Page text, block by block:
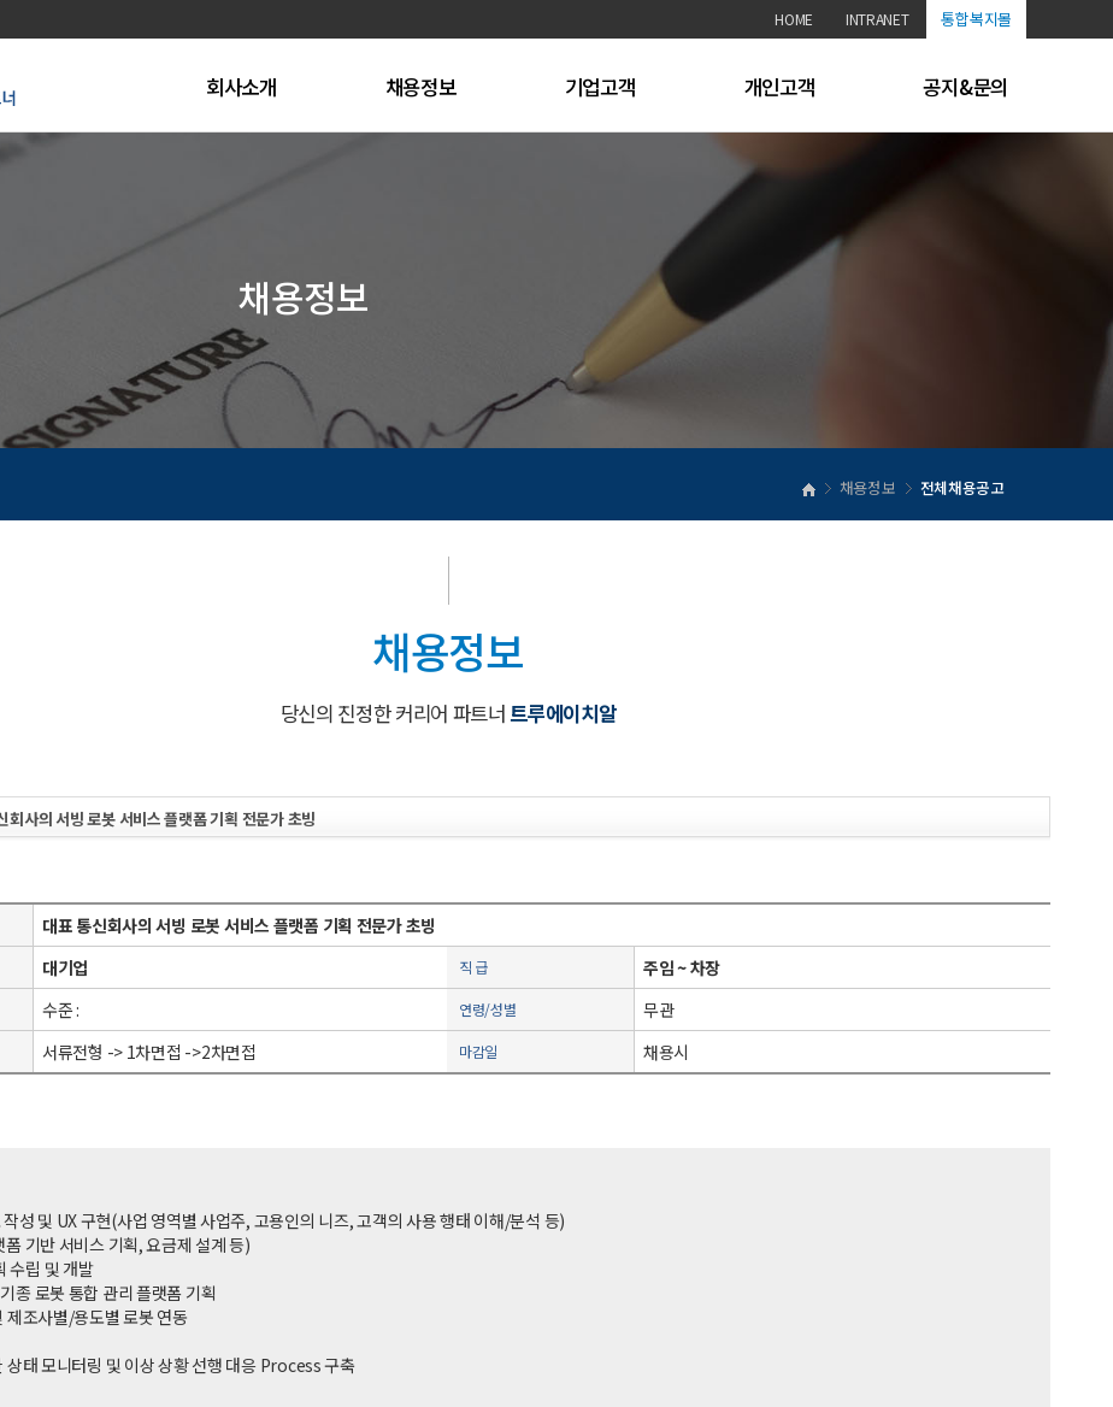
HOME INTRANET 통합복지몰
회사소개
회사연혁
사업영역
임직원소개
오시는길
채용정보 기업고객
비즈니스코칭
교육
개인고객
채용
교육
공지&문의
채용정보
채용정보 전체채용공고
채용정보
당신의 진정한 커리어 파트너 트루에이치알
사의 서빙 로봇 서비스 플랫폼 기획 전문가 초빙
대표 통신회사의 서빙 로봇 서비스 플랫폼 기획 전문가 초빙
대기업 직 급 주임 ~ 차장
수준 : 연령/성별 무관
서류전형 -> 1차면접 ->2차면접 마감일 채용시
성 및 UX 구현(사업 영역별 사업주, 고용인의 니즈, 고객의 사용 행태 이해/분석 등)
기반 서비스 기획, 요금제 설계 등)
수립 및 개발
종 로봇 통합 관리 플랫폼 기획
제조사별/용도별 로봇 연동
상태 모니터링 및 이상 상황 선행 대응 Process 구축